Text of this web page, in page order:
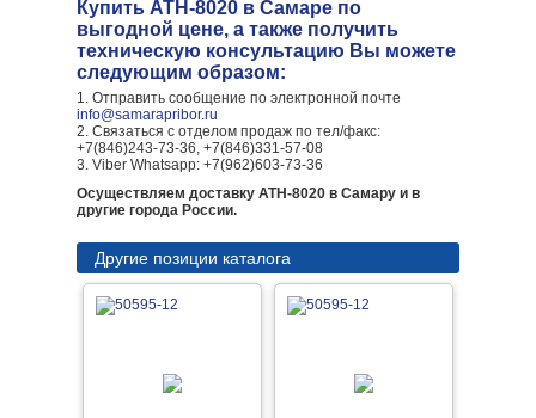
Купить АТН-8020 в Самаре по
выгодной цене, а также получить
техническую консультацию Вы можете
следующим образом:
1. Отправить сообщение по электронной почте
info@samarapribor.ru
2. Связаться с отделом продаж по тел/факс:
+7(846)243-73-36, +7(846)331-57-08
3. Viber Whatsapp: +7(962)603-73-36
Осуществляем доставку АТН-8020 в Самару и в
другие города России.
Другие позиции каталога